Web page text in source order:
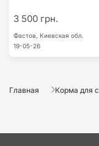
3 500 грн.
Фастов, Киевская обл.
19-05-26
Главная Корма для